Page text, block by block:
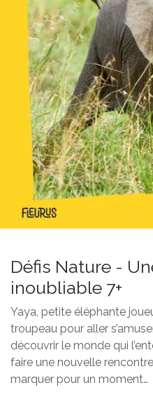
Défis Nature -
inoubliable 7+
Yaya, petite éléphante
troupeau pour aller
découvrir le monde qui
faire une nouvelle
marquer pour un moment…